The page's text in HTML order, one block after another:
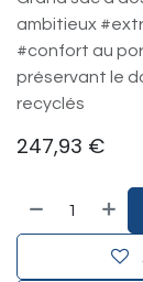
ambitieux
#confort au
préservant le
recyclés
247,93 €